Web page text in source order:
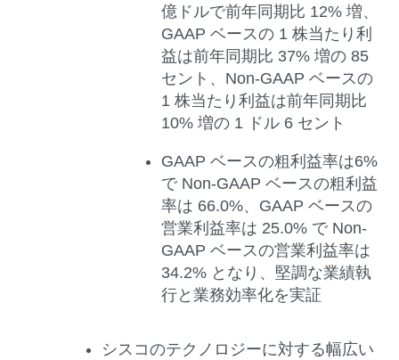
億ドルで前年同期比 12% 増、
GAAP ベースの 1 株当たり利
益は前年同期比 37% 増の 85
セント、Non-GAAP ベースの
1 株当たり利益は前年同期比
10% 増の 1 ドル 6 セント
GAAP ベースの粗利益率は6%
で Non-GAAP ベースの粗利益
率は 66.0%、GAAP ベースの
営業利益率は 25.0% で Non-
GAAP ベースの営業利益率は
34.2% となり、堅調な業績執
行と業務効率化を実証
シスコのテクノロジーに対する幅広い